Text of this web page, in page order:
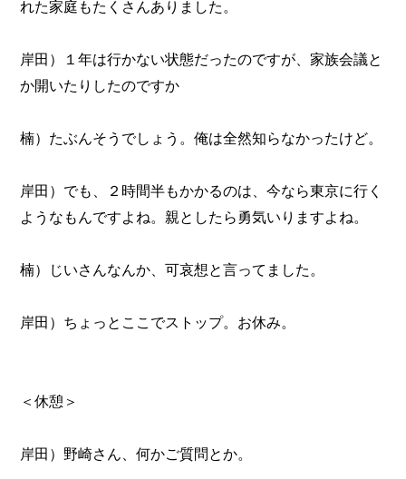
れた家庭もたくさんありました。
岸田）１年は行かない状態だったのですが、家族会議と
か開いたりしたのですか
楠）たぶんそうでしょう。俺は全然知らなかったけど。
岸田）でも、２時間半もかかるのは、今なら東京に行く
ようなもんですよね。親としたら勇気いりますよね。
楠）じいさんなんか、可哀想と言ってました。
岸田）ちょっとここでストップ。お休み。
＜休憩＞
岸田）野崎さん、何かご質問とか。